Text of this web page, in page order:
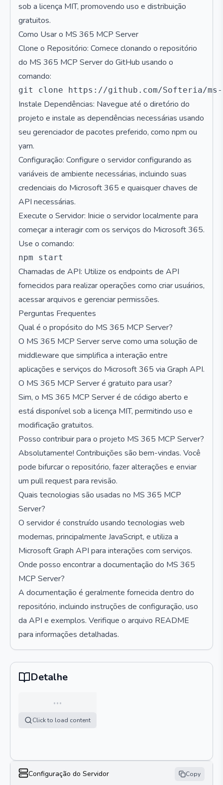
sob a licença MIT, promovendo uso e distribuição
gratuitos.
Como Usar o MS 365 MCP Server
Clone o Repositório: Comece clonando o repositório
do MS 365 MCP Server do GitHub usando o
comando:
Instale Dependências: Navegue até o diretório do
projeto e instale as dependências necessárias usando
seu gerenciador de pacotes preferido, como npm ou
yarn.
Configuração: Configure o servidor configurando as
variáveis de ambiente necessárias, incluindo suas
credenciais do Microsoft 365 e quaisquer chaves de
API necessárias.
Execute o Servidor: Inicie o servidor localmente para
começar a interagir com os serviços do Microsoft 365.
Use o comando:
Chamadas de API: Utilize os endpoints de API
fornecidos para realizar operações como criar usuários,
acessar arquivos e gerenciar permissões.
Perguntas Frequentes
Qual é o propósito do MS 365 MCP Server?
O MS 365 MCP Server serve como uma solução de
middleware que simplifica a interação entre
aplicações e serviços do Microsoft 365 via Graph API.
O MS 365 MCP Server é gratuito para usar?
Sim, o MS 365 MCP Server é de código aberto e
está disponível sob a licença MIT, permitindo uso e
modificação gratuitos.
Posso contribuir para o projeto MS 365 MCP Server?
Absolutamente! Contribuições são bem-vindas. Você
pode bifurcar o repositório, fazer alterações e enviar
um pull request para revisão.
Quais tecnologias são usadas no MS 365 MCP
Server?
O servidor é construído usando tecnologias web
modernas, principalmente JavaScript, e utiliza a
Microsoft Graph API para interações com serviços.
Onde posso encontrar a documentação do MS 365
MCP Server?
A documentação é geralmente fornecida dentro do
repositório, incluindo instruções de configuração, uso
da API e exemplos. Verifique o arquivo README
para informações detalhadas.
Detalhe
…
Click to load content
Configuração do Servidor Copy